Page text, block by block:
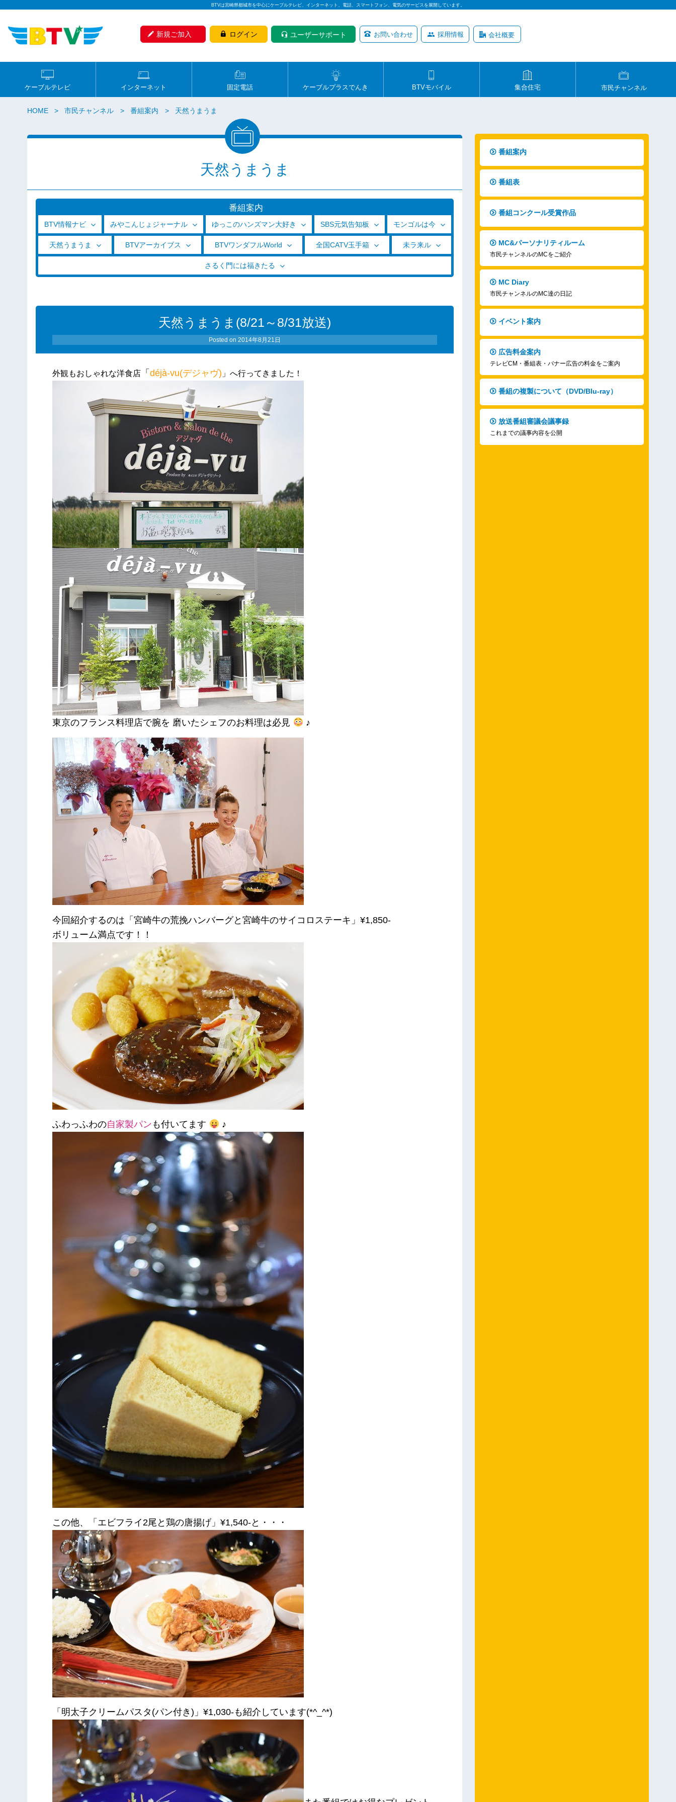
BTVは宮崎県都城市を中心にケーブルテレビ、インターネット、電話、スマートフォン、電気のサービスを展開しています。
新規ご加入 ログイン ユーザーサポート お問い合わせ 採用情報 会社概要
ケーブルテレビ インターネット 固定電話 ケーブルプラスでんき BTVモバイル 集合住宅 市民チャンネル
HOME 市民チャンネル 番組案内 天然うまうま
天然うまうま
番組案内
BTV情報ナビ みやこんじょジャーナル ゆっこのハンズマン大好き SBS元気告知板 モンゴルは今
天然うまうま BTVアーカイブス BTVワンダフルWorld 全国CATV玉手箱 未ラ来ル
さるく門には福きたる
天然うまうま(8/21～8/31放送)
Posted on2014年8月21日
外観もおしゃれな洋食店 「déjà-vu(デジャヴ) 」へ行ってきました！
東京のフランス料理店で腕を 磨いたシェフのお料理は必見 ♪
今回紹介するのは「宮崎牛の荒挽ハンバーグと宮崎牛のサイコロステーキ」¥1,850-
ボリューム満点です！！
ふわっふわの自家製パン も付いてます ♪
この他、「エビフライ2尾と鶏の唐揚げ」¥1,540-と・・・
「明太子クリームパスタ(パン付き)」¥1,030-も紹介しています(*^_^*)
番組案内
番組表
番組コンクール受賞作品
MC&パーソナリティルーム
市民チャンネルのMCをご紹介
MC Diary
市民チャンネルのMC達の日記
イベント案内
広告料金案内
テレビCM・番組表・バナー広告の料金をご案内
番組の複製について（DVD/Blu-ray）
放送番組審議会議事録
これまでの議事内容を公開